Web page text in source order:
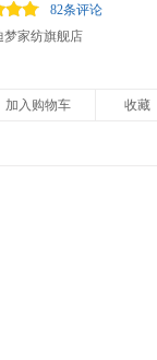
BD18
82条评论
梦家纺旗舰店
加入购物车 收藏